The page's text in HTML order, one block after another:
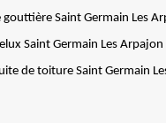
Saint Germain Les
Saint Germain Les
de toiture Saint Germain